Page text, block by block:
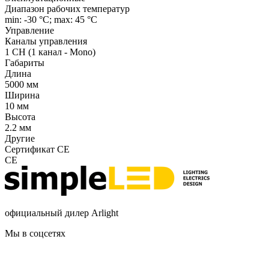
Диапазон рабочих температур
min: -30 °C; max: 45 °C
Управление
Каналы управления
1 CH (1 канал - Mono)
Габариты
Длина
5000 мм
Ширина
10 мм
Высота
2.2 мм
Другие
Сертификат CE
CE
официальный дилер Arlight
Мы в соцсетях